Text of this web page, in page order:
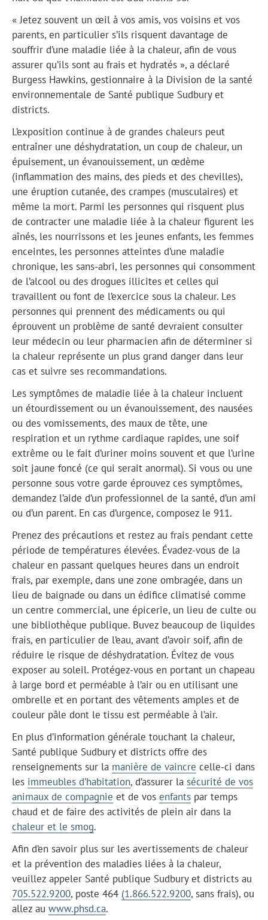
« Jetez souvent un œil à vos amis, vos voisins et vos
parents, en particulier s’ils risquent davantage de
souffrir d’une maladie liée à la chaleur, afin de vous
assurer qu’ils sont au frais et hydratés », a déclaré
Burgess Hawkins, gestionnaire à la Division de la santé
environnementale de Santé publique Sudbury et
districts.
L’exposition continue à de grandes chaleurs peut
entraîner une déshydratation, un coup de chaleur, un
épuisement, un évanouissement, un œdème
(inflammation des mains, des pieds et des chevilles),
une éruption cutanée, des crampes (musculaires) et
même la mort. Parmi les personnes qui risquent plus
de contracter une maladie liée à la chaleur figurent les
aînés, les nourrissons et les jeunes enfants, les femmes
enceintes, les personnes atteintes d’une maladie
chronique, les sans-abri, les personnes qui consomment
de l’alcool ou des drogues illicites et celles qui
travaillent ou font de l’exercice sous la chaleur. Les
personnes qui prennent des médicaments ou qui
éprouvent un problème de santé devraient consulter
leur médecin ou leur pharmacien afin de déterminer si
la chaleur représente un plus grand danger dans leur
cas et suivre ses recommandations.
Les symptômes de maladie liée à la chaleur incluent
un étourdissement ou un évanouissement, des nausées
ou des vomissements, des maux de tête, une
respiration et un rythme cardiaque rapides, une soif
extrême ou le fait d’uriner moins souvent et que l’urine
soit jaune foncé (ce qui serait anormal). Si vous ou une
personne sous votre garde éprouvez ces symptômes,
demandez l’aide d’un professionnel de la santé, d’un ami
ou d’un parent. En cas d’urgence, composez le 911.
Prenez des précautions et restez au frais pendant cette
période de températures élevées. Évadez-vous de la
chaleur en passant quelques heures dans un endroit
frais, par exemple, dans une zone ombragée, dans un
lieu de baignade ou dans un édifice climatisé comme
un centre commercial, une épicerie, un lieu de culte ou
une bibliothèque publique. Buvez beaucoup de liquides
frais, en particulier de l’eau, avant d’avoir soif, afin de
réduire le risque de déshydratation. Évitez de vous
exposer au soleil. Protégez-vous en portant un chapeau
à large bord et perméable à l’air ou en utilisant une
ombrelle et en portant des vêtements amples et de
couleur pâle dont le tissu est perméable à l’air.
En plus d’information générale touchant la chaleur,
Santé publique Sudbury et districts offre des
renseignements sur la manière de vaincre celle-ci dans
les immeubles d’habitation, d’assurer la sécurité de vos
animaux de compagnie et de vos enfants par temps
chaud et de faire des activités de plein air dans la
chaleur et le smog.
Afin d’en savoir plus sur les avertissements de chaleur
et la prévention des maladies liées à la chaleur,
veuillez appeler Santé publique Sudbury et districts au
705.522.9200, poste 464 (1.866.522.9200, sans frais), ou
allez au www.phsd.ca.